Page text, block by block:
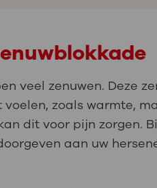
veel zenuwen. Deze
zoals warmte,
dit voor pijn zorgen.
aan uw